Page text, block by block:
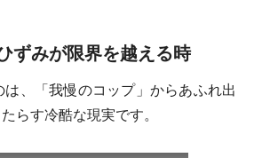
ずみが限界を越える時
、「我慢のコップ」からあふれ出
らす冷酷な現実です。